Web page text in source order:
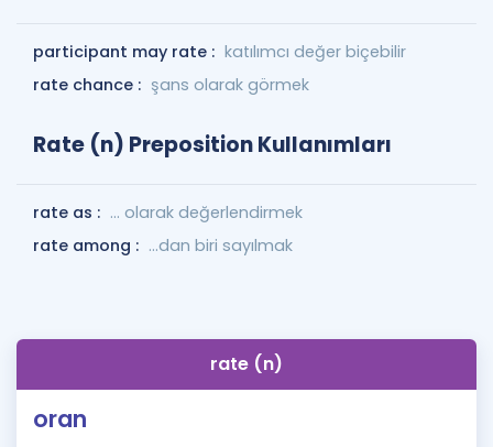
participant may rate : katılımcı değer biçebilir
rate chance : şans olarak görmek
Rate (n) Preposition Kullanımları
rate as : ... olarak değerlendirmek
rate among : ...dan biri sayılmak
rate (n)
oran